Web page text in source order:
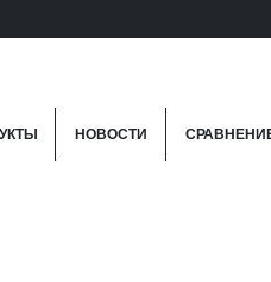
НОВОСТИ